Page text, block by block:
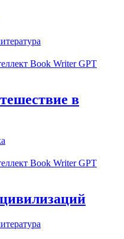
Book Writer GPT
в
Book Writer GPT